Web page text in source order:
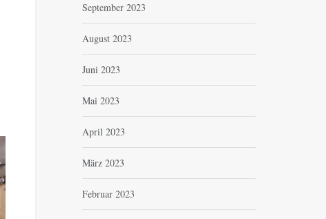
September 2023
August 2023
Juni 2023
Mai 2023
April 2023
März 2023
Februar 2023